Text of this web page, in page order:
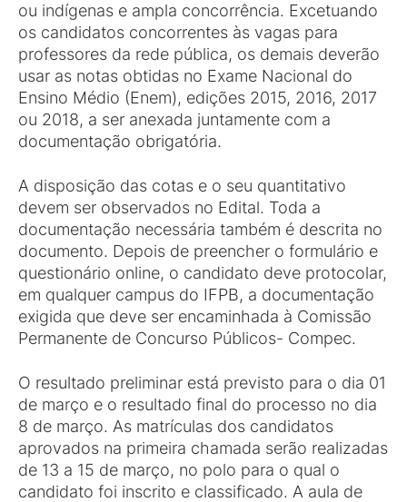
ou indígenas e ampla concorrência. Excetuando
os candidatos concorrentes às vagas para
professores da rede pública, os demais deverão
usar as notas obtidas no Exame Nacional do
Ensino Médio (Enem), edições 2015, 2016, 2017
ou 2018, a ser anexada juntamente com a
documentação obrigatória.
A disposição das cotas e o seu quantitativo
devem ser observados no Edital. Toda a
documentação necessária também é descrita no
documento. Depois de preencher o formulário e
questionário online, o candidato deve protocolar,
em qualquer campus do IFPB, a documentação
exigida que deve ser encaminhada à Comissão
Permanente de Concurso Públicos- Compec.
O resultado preliminar está previsto para o dia 01
de março e o resultado final do processo no dia
8 de março. As matrículas dos candidatos
aprovados na primeira chamada serão realizadas
de 13 a 15 de março, no polo para o qual o
candidato foi inscrito e classificado. A aula de